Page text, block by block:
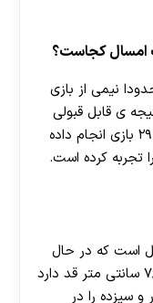
امسال کجاست؟
نیمی از بازی
ی قابل قبولی
دست پیدا کند او از بین ۵۲ بازی ۲۹ بازی انجام داده
است که در حال
حاضر ۵۴ ساله است. او ۱ متر و ۷۶ سانتی متر قد دارد
سیزده را در